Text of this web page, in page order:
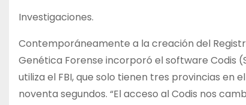
Investigaciones.
Contemporáneamente a la creación del
Genética Forense incorporó el software Codis
utiliza el FBI, que solo tienen tres provincias en
noventa segundos. “El acceso al Codis nos